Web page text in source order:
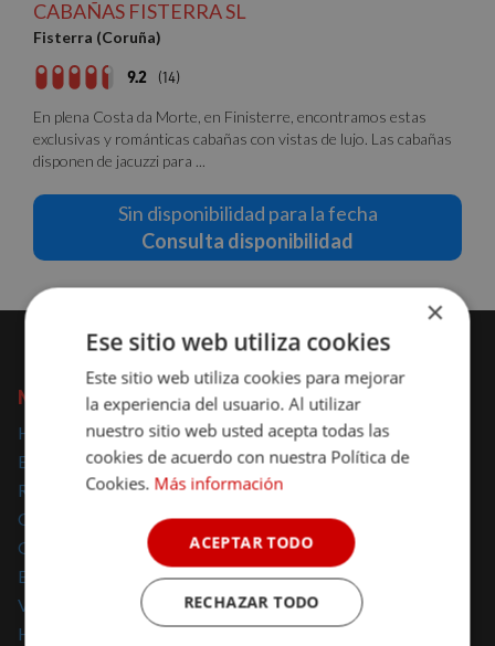
CABAÑAS FISTERRA SL
Fisterra (Coruña)
9.2 (14)
En plena Costa da Morte, en Finisterre, encontramos estas
exclusivas y románticas cabañas con vistas de lujo. Las cabañas
disponen de jacuzzi para ...
Sin disponibilidad para la fecha
Consulta disponibilidad
NOMOLESTEN
Hoteles con encanto
Escapadas con encanto
Regalar escapadas
Casas Rurales con encanto
Glamping
Escapadas Románticas
Vacaciones Familiares
Hoteles para mascotas
×
Ese sitio web utiliza cookies
Este sitio web utiliza cookies para mejorar
la experiencia del usuario. Al utilizar
nuestro sitio web usted acepta todas las
cookies de acuerdo con nuestra Política de
Cookies. Más información
ACEPTAR TODO
RECHAZAR TODO